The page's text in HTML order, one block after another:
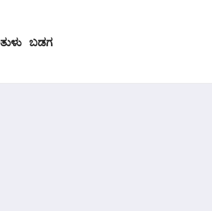
ತುಳು ಬಡಗ